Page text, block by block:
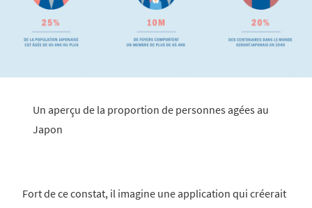
Un aperçu de la proportion de personnes agées au
Japon
Fort de ce constat, il imagine une application qui créerait